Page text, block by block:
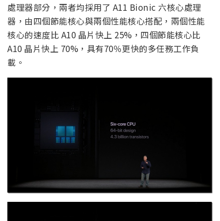
處理器部分，兩者均採用了 A11 Bionic 六核心處理
器，由四個節能核心與兩個性能核心搭配，兩個性能
核心的速度比 A10 晶片快上 25%，四個節能核心比
A10 晶片快上 70%，具有70％更快的多任務工作負
載。